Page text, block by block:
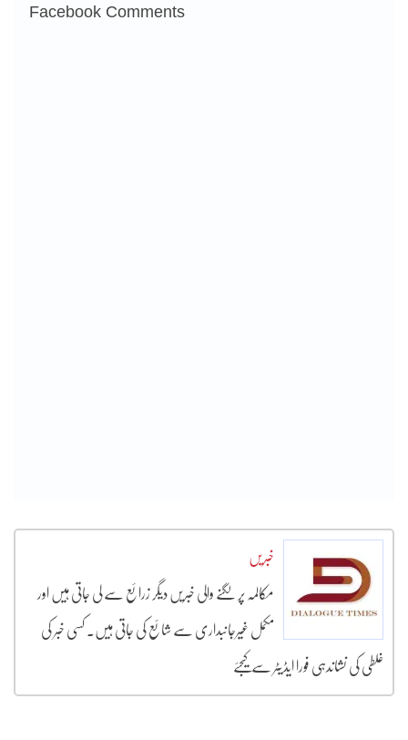
Facebook Comments
خبریں
مکالمہ پر لگنے والی خبریں دیگر زرائع سے لی جاتی ہیں اور
مکمل غیرجانبداری سے شائع کی جاتی ہیں۔ کسی خبر کی
غلطی کی نشاندہی فورا ایڈیٹر سے کیجئے